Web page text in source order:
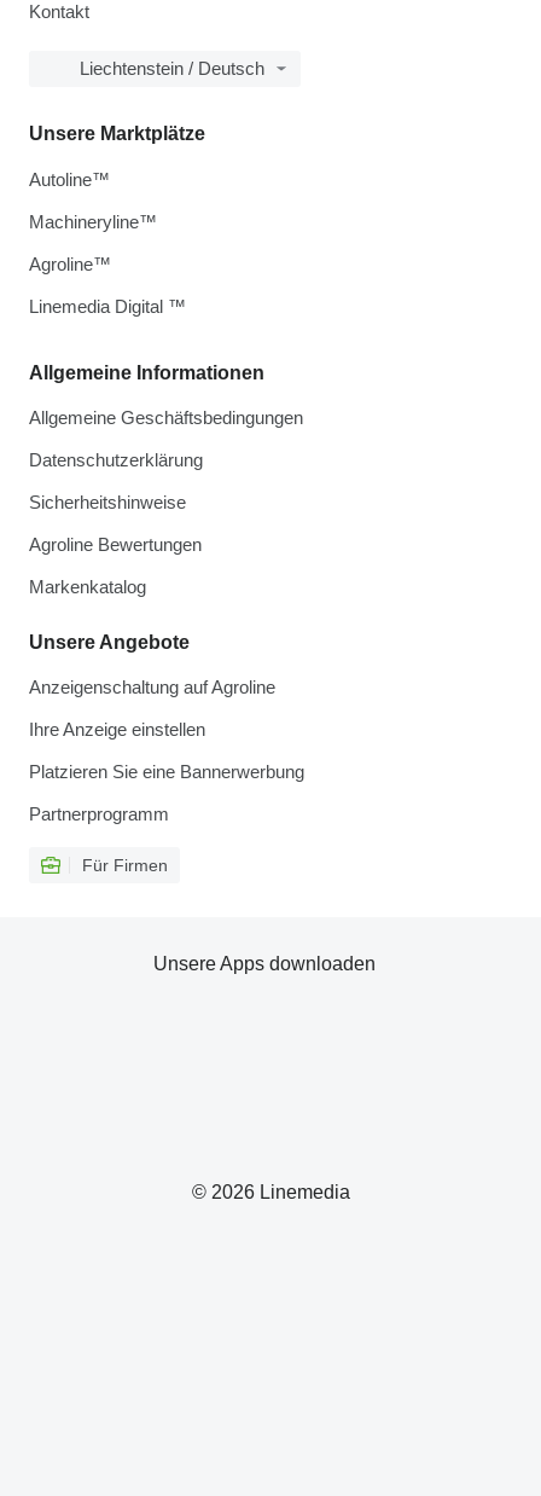
Kontakt
Liechtenstein / Deutsch
Allgemeine Informationen
Allgemeine Geschäftsbedingungen
Datenschutzerklärung
Sicherheitshinweise
Agroline Bewertungen
Markenkatalog
Unsere Angebote
Anzeigenschaltung auf Agroline
Ihre Anzeige einstellen
Platzieren Sie eine Bannerwerbung
Partnerprogramm
Für Firmen
Unsere Marktplätze
Autoline™
Machineryline™
Agroline™
Linemedia Digital ™
© 2026 Linemedia
Unsere Apps downloaden